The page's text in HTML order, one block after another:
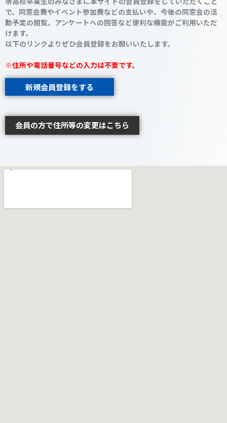
で、同窓会費やイベント参加費などの支払いや、今後の同窓会の活
動予定の閲覧、アンケートへの回答など便利な機能がご利用いただ
けます。
以下のリンクよりぜひ会員登録をお願いいたします。
※住所や電話番号などの入力は不要です。
新規会員登録をする
会員の方で住所等の変更はこちら